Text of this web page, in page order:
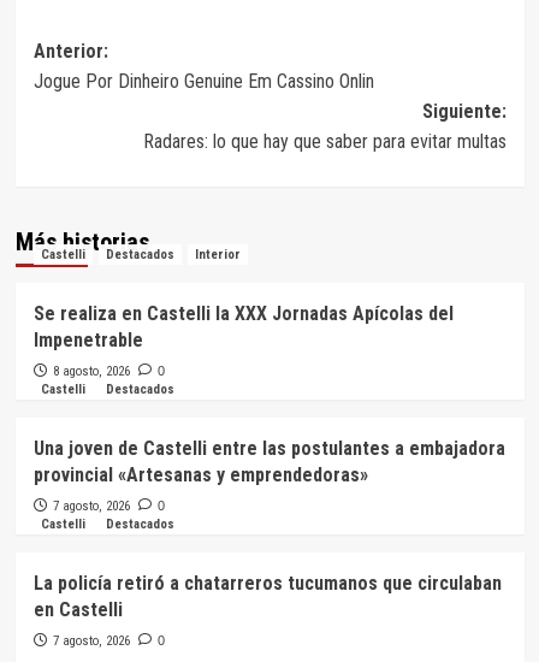
Navegación
de
entradas
Anterior:
Jogue Por Dinheiro Genuine Em Cassino Onlin
Siguiente:
Radares: lo que hay que saber para evitar multas
Más historias
Castelli Destacados Interior
Se realiza en Castelli la XXX Jornadas Apícolas del
Impenetrable
8 agosto, 2026 0
Castelli Destacados
Una joven de Castelli entre las postulantes a embajadora
provincial «Artesanas y emprendedoras»
7 agosto, 2026 0
Castelli Destacados
La policía retiró a chatarreros tucumanos que circulaban
en Castelli
7 agosto, 2026 0